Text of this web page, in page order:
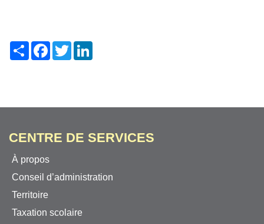
ShareFacebook
Twitter
CENTRE DE SERVICES
À propos
Conseil d’administration
Territoire
Taxation scolaire